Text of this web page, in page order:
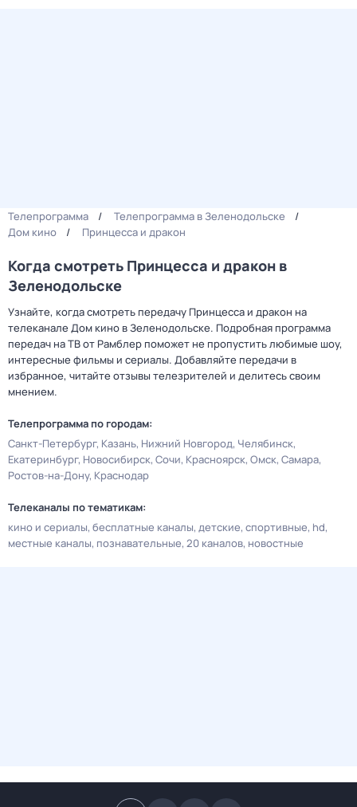
Телепрограмма
Телепрограмма в Зеленодольске
Дом кино
Принцесса и дракон
Когда смотреть Принцесса и дракон в
Зеленодольске
Узнайте, когда смотреть передачу Принцесса и дракон на
телеканале Дом кино в Зеленодольске. Подробная программа
передач на ТВ от Рамблер поможет не пропустить любимые шоу,
интересные фильмы и сериалы. Добавляйте передачи в
избранное, читайте отзывы телезрителей и делитесь своим
мнением.
Телепрограмма по городам:
Санкт-Петербург Казань Нижний Новгород Челябинск
Екатеринбург Новосибирск Сочи Красноярск Омск Самара
Ростов-на-Дону Краснодар
Телеканалы по тематикам:
кино и сериалы бесплатные каналы детские спортивные hd
местные каналы познавательные 20 каналов новостные